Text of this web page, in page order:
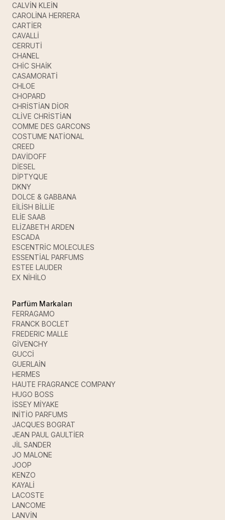
CALVİN KLEİN
CAROLİNA HERRERA
CARTİER
CAVALLİ
CERRUTİ
CHANEL
CHİC SHAİK
CASAMORATİ
CHLOE
CHOPARD
CHRİSTİAN DİOR
CLİVE CHRİSTİAN
COMME DES GARCONS
COSTUME NATİONAL
CREED
DAVİDOFF
DİESEL
DİPTYQUE
DKNY
DOLCE & GABBANA
EİLİSH BİLLİE
ELİE SAAB
ELİZABETH ARDEN
ESCADA
ESCENTRİC MOLECULES
ESSENTİAL PARFUMS
ESTEE LAUDER
EX NİHİLO
Parfüm Markaları
FERRAGAMO
FRANCK BOCLET
FREDERIC MALLE
GİVENCHY
GUCCİ
GUERLAİN
HERMES
HAUTE FRAGRANCE COMPANY
HUGO BOSS
İSSEY MİYAKE
INİTİO PARFUMS
JACQUES BOGRAT
JEAN PAUL GAULTİER
JİL SANDER
JO MALONE
JOOP
KENZO
KAYALİ
LACOSTE
LANCOME
LANVİN